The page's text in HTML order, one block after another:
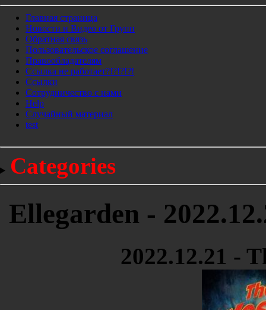
Главная страница
Новости и Видео от Групп
Обратная связь
Пользовательское соглашение
Правообладателям
Ссылка не работает?!?!?!?!
Ссылки
Сотрудничество с нами
Help
Cлучайный материал
test
Categories
Ellegarden -
2022.12.21 -